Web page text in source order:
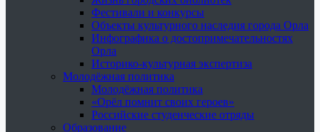
Фестивали и конкурсы
Объекты культурного наследия города Орла
Инфографика о достопримечательностях
Орла
Историко-культурная экспертиза
Молодёжная политика
Молодёжная политика
«Орёл помнит своих героев»
Российские студенческие отряды
Образование